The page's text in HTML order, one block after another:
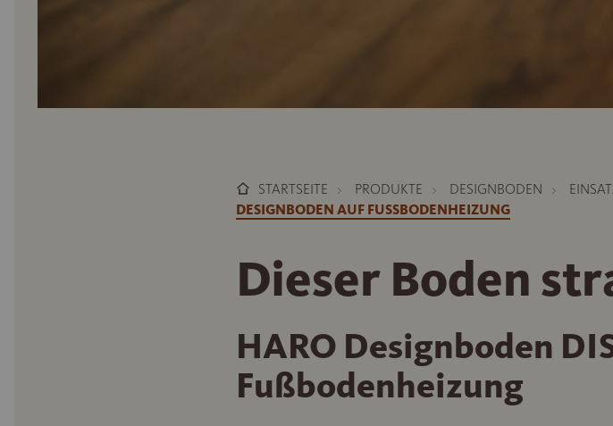
STARTSEITE PRODUKTE DESIGNBODEN
DESIGNBODEN AUF FUSSBODENHEIZUNG
Dieser Boden
HARO Designboden
Fußbodenheizung